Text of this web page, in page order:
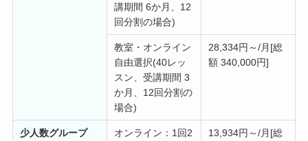
講期間 6か月、12
回分割の場合)
教室・オンライン
自由選択(40レッ
スン、受講期間 3
か月、12回分割の
場合)
28,334円～/月[総
額 340,000円]
少人数グループ
オンライン：1回2
13,934円～/月[総